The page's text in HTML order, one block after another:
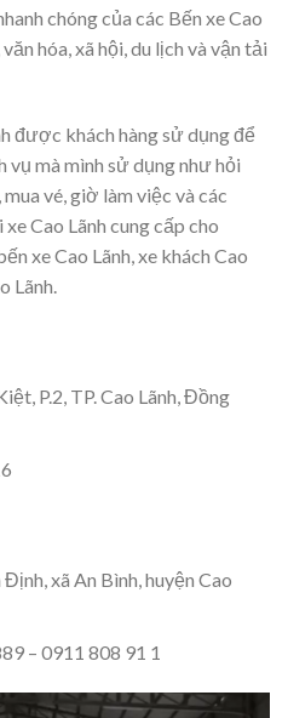
chóng của các Bến xe Cao
hóa, xã hội, du lịch và vận tải
được khách hàng sử dụng để
vụ mà mình sử dụng như hỏi
vé, giờ làm việc và các
Cao Lãnh cung cấp cho
xe Cao Lãnh, xe khách Cao
Lãnh.
P.2, TP. Cao Lãnh, Đồng
xã An Bình, huyện Cao
– 0911 808 91 1